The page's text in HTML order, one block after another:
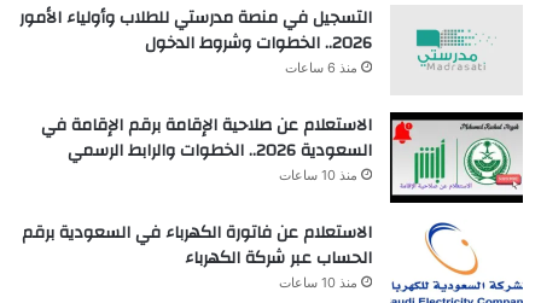
التسجيل في منصة مدرستي للطلاب وأولياء الأمور
2026.. الخطوات وشروط الدخول
منذ 6 ساعات
الاستعلام عن صلاحية الإقامة برقم الإقامة في
السعودية 2026.. الخطوات والرابط الرسمي
منذ 10 ساعات
الاستعلام عن فاتورة الكهرباء في السعودية برقم
الحساب عبر شركة الكهرباء
منذ 10 ساعات